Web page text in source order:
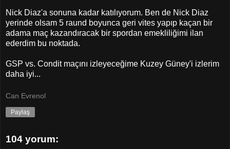
Nick Diaz'a sonuna kadar katılıyorum. Ben de Nick Diaz
yerinde olsam 5 raund boyunca geri vites yapıp kaçan bir
adama maç kazandıracak bir spordan emekliliğimi ilan
ederdim bu noktada.
GSP vs. Condit maçını izleyeceğime Kuzey Güney'i izlerim
daha iyi...
Can Evrenol
Paylaş
104 yorum: